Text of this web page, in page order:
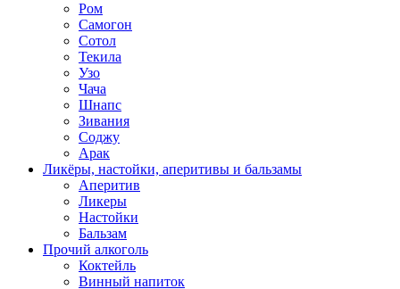
Ром
Самогон
Сотол
Текила
Узо
Чача
Шнапс
Зивания
Соджу
Арак
Ликёры, настойки, аперитивы и бальзамы
Аперитив
Ликеры
Настойки
Бальзам
Прочий алкоголь
Коктейль
Винный напиток